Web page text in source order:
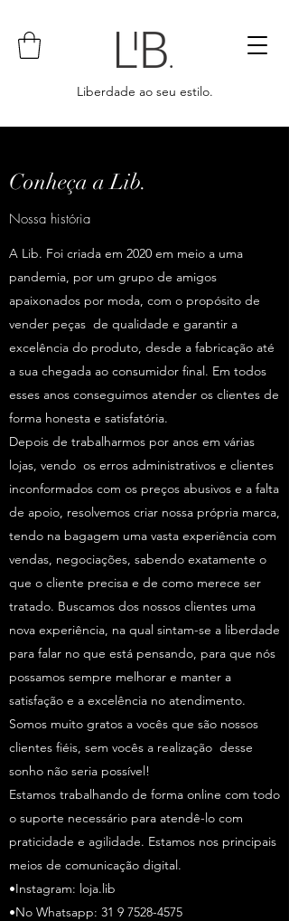
Liberdade ao seu estilo.
Conheça a Lib.
Nossa história
A Lib. Foi criada em 2020 em meio a uma
pandemia, por um grupo de amigos
apaixonados por moda, com o propósito de
vender peças de qualidade e garantir a
excelência do produto, desde a fabricação até
a sua chegada ao consumidor final. Em todos
esses anos conseguimos atender os clientes de
forma honesta e satisfatória.
Depois de trabalharmos por anos em várias
lojas, vendo os erros administrativos e clientes
inconformados com os preços abusivos e a falta
de apoio, resolvemos criar nossa própria marca,
tendo na bagagem uma vasta experiência com
vendas, negociações, sabendo exatamente o
que o cliente precisa e de como merece ser
tratado. Buscamos dos nossos clientes uma
nova experiência, na qual sintam-se a liberdade
para falar no que está pensando, para que nós
possamos sempre melhorar e manter a
satisfação e a excelência no atendimento.
Somos muito gratos a vocês que são nossos
clientes fiéis, sem vocês a realização desse
sonho não seria possível!
Estamos trabalhando de forma online com todo
o suporte necessário para atendê-lo com
praticidade e agilidade. Estamos nos principais
meios de comunicação digital.
•Instagram: loja.lib
•No Whatsapp: 31 9 7528-4575